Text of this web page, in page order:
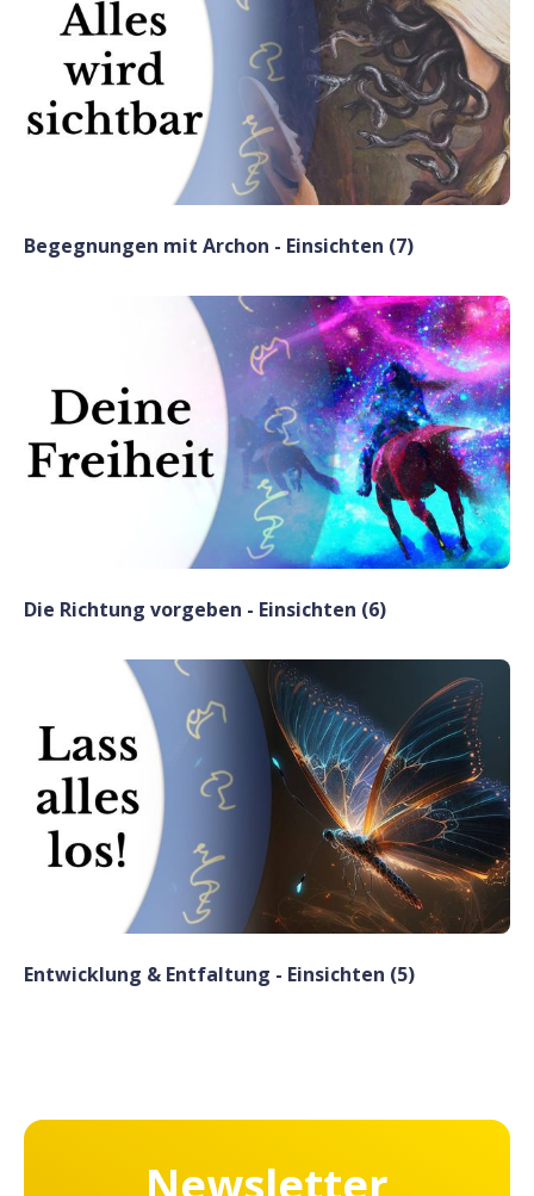
Begegnungen mit Archon - Einsichten (7)
Die Richtung vorgeben - Einsichten (6)
Entwicklung & Entfaltung - Einsichten (5)